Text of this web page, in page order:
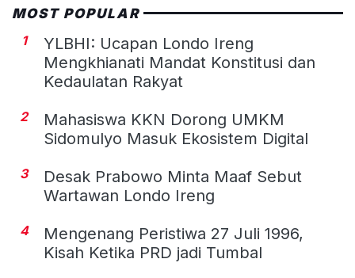
MOST POPULAR
1
YLBHI: Ucapan Londo Ireng
Mengkhianati Mandat Konstitusi dan
Kedaulatan Rakyat
2
Mahasiswa KKN Dorong UMKM
Sidomulyo Masuk Ekosistem Digital
3
Desak Prabowo Minta Maaf Sebut
Wartawan Londo Ireng
4
Mengenang Peristiwa 27 Juli 1996,
Kisah Ketika PRD jadi Tumbal